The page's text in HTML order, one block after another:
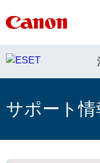
サポート